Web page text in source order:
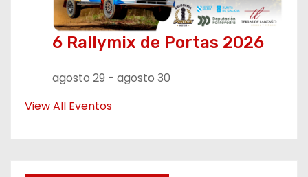
6 Rallymix de Portas 2026
agosto 29 - agosto 30
View All Eventos